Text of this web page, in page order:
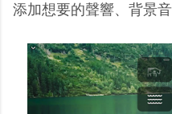
添加想要的聲響、背景